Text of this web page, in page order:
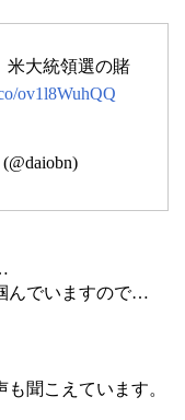
大統領選の賭
ov1l8WuhQQ
んでいますので…
聞こえています。